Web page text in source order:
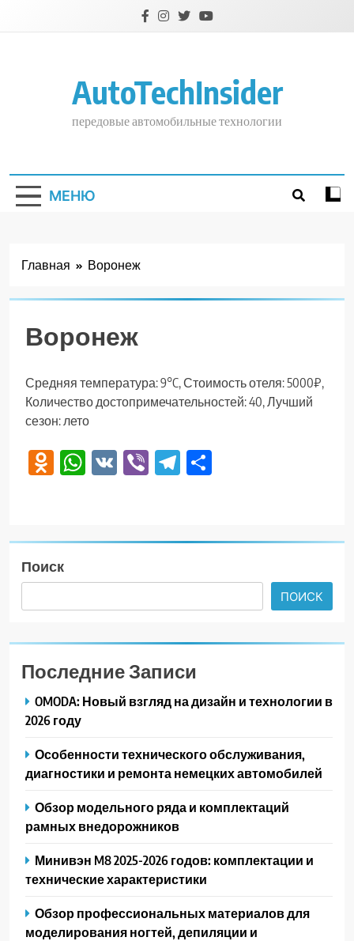
AutoTechInsider
передовые автомобильные технологии
МЕНЮ
Главная Воронеж
Воронеж
Средняя температура: 9°C, Стоимость отеля: 5000₽,
Количество достопримечательностей: 40, Лучший
сезон: лето
Odnoklassniki
WhatsApp
VK ViberTelegram
Поиск
ПОИСК
Последние Записи
OMODA: Новый взгляд на дизайн и технологии в
2026 году
Особенности технического обслуживания,
диагностики и ремонта немецких автомобилей
Обзор модельного ряда и комплектаций
рамных внедорожников
Минивэн M8 2025-2026 годов: комплектации и
технические характеристики
Обзор профессиональных материалов для
моделирования ногтей, депиляции и